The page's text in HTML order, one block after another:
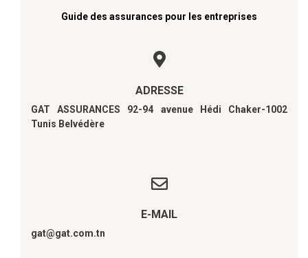
Guide des assurances pour les entreprises
ADRESSE
GAT ASSURANCES 92-94 avenue Hédi Chaker-1002
Tunis Belvédère
E-MAIL
gat@gat.com.tn